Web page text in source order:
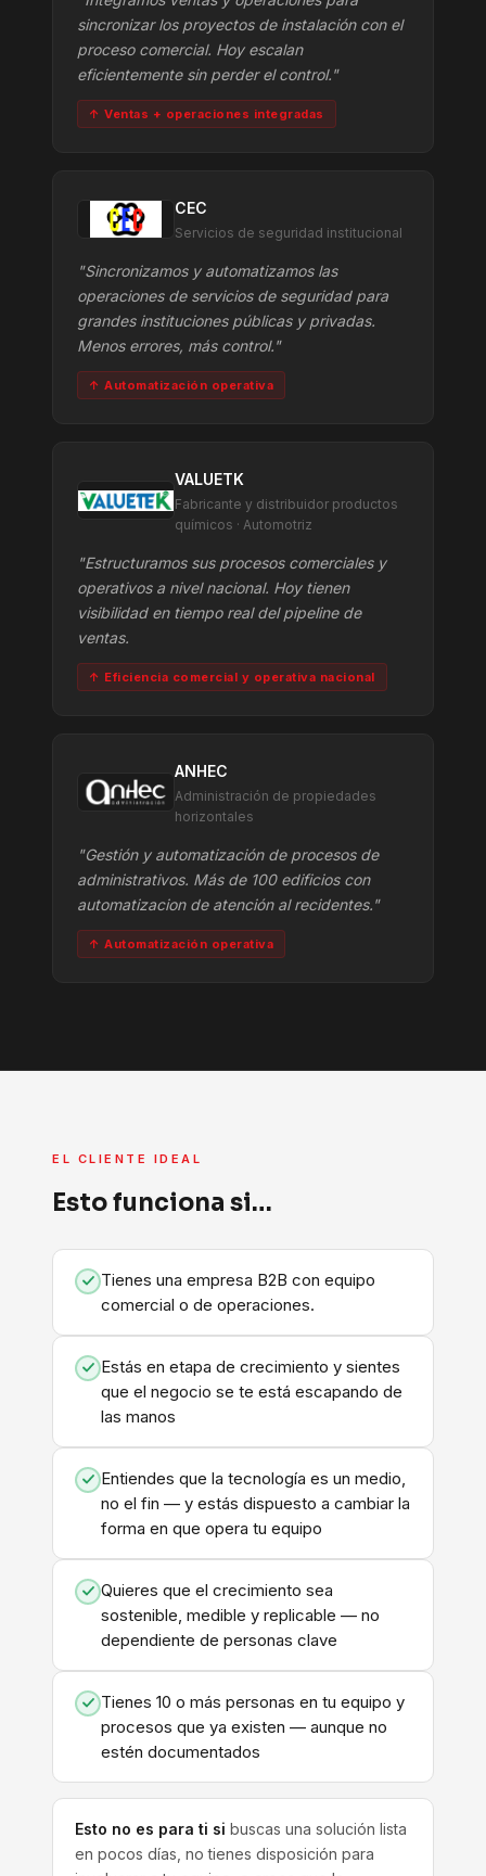
sincronizar los proyectos de instalación con el
proceso comercial. Hoy escalan
eficientemente sin perder el control."
↑ Ventas + operaciones integradas
CEC
Servicios de seguridad institucional
"Sincronizamos y automatizamos las
operaciones de servicios de seguridad para
grandes instituciones públicas y privadas.
Menos errores, más control."
↑ Automatización operativa
VALUETK
Fabricante y distribuidor productos
químicos · Automotriz
"Estructuramos sus procesos comerciales y
operativos a nivel nacional. Hoy tienen
visibilidad en tiempo real del pipeline de
ventas.
↑ Eficiencia comercial y operativa nacional
ANHEC
Administración de propiedades
horizontales
"Gestión y automatización de procesos de
administrativos. Más de 100 edificios con
automatizacion de atención al recidentes."
↑ Automatización operativa
EL CLIENTE IDEAL
Esto funciona si…
Tienes una empresa B2B con equipo
comercial o de operaciones.
Estás en etapa de crecimiento y sientes
que el negocio se te está escapando de
las manos
Entiendes que la tecnología es un medio,
no el fin — y estás dispuesto a cambiar la
forma en que opera tu equipo
Quieres que el crecimiento sea
sostenible, medible y replicable — no
dependiente de personas clave
Tienes 10 o más personas en tu equipo y
procesos que ya existen — aunque no
estén documentados
Esto no es para ti si buscas una solución lista
en pocos días, no tienes disposición para